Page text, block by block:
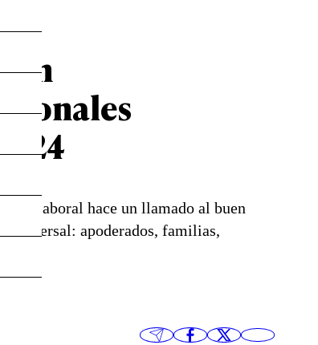
en
Laboral hace un llamado al buen
apoderados, familias,